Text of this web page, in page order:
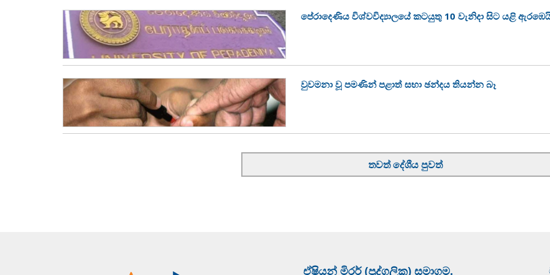
පේරාදෙණිය විශ්වවිද්‍යාලයේ කටයුතු 10 වැනිදා සිට යළි
වුවමනා වූ පමණින් පළාත් සභා ඡන්දය තියන්න බෑ
තවත් දේශීය පුවත්
ඒෂියන් මිරර් (පුද්ගලික) සමාගම.